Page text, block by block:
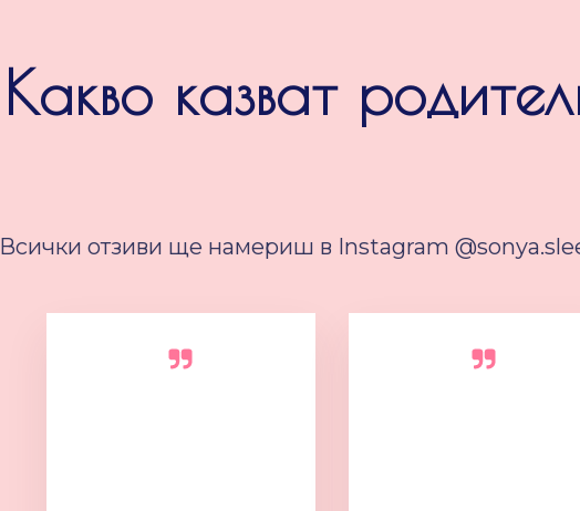
Какво казват
Всички отзиви ще намериш в Instagram